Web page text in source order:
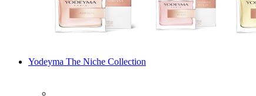
Yodeyma The Niche Collection